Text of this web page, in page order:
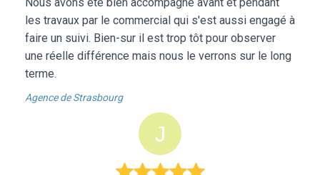
les travaux par le commercial qui s'est aussi engagé à
faire un suivi. Bien-sur il est trop tôt pour observer
une réelle différence mais nous le verrons sur le long
terme.
Agence de Strasbourg